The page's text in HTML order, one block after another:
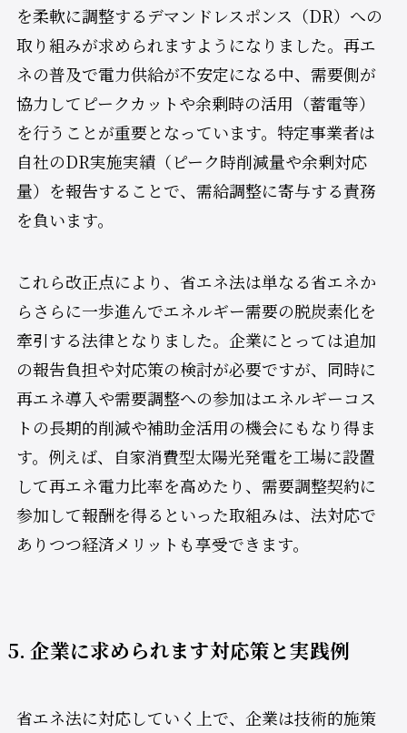
を柔軟に調整するデマンドレスポンス（DR）への
取り組みが求められますようになりました。再エ
ネの普及で電力供給が不安定になる中、需要側が
協力してピークカットや余剰時の活用（蓄電等）
を行うことが重要となっています。特定事業者は
自社のDR実施実績（ピーク時削減量や余剰対応
量）を報告することで、需給調整に寄与する責務
を負います。
これら改正点により、省エネ法は単なる省エネか
らさらに一歩進んでエネルギー需要の脱炭素化を
牽引する法律となりました。企業にとっては追加
の報告負担や対応策の検討が必要ですが、同時に
再エネ導入や需要調整への参加はエネルギーコス
トの長期的削減や補助金活用の機会にもなり得ま
す。例えば、自家消費型太陽光発電を工場に設置
して再エネ電力比率を高めたり、需要調整契約に
参加して報酬を得るといった取組みは、法対応で
ありつつ経済メリットも享受できます。
5. 企業に求められます対応策と実践例
省エネ法に対応していく上で、企業は技術的施策